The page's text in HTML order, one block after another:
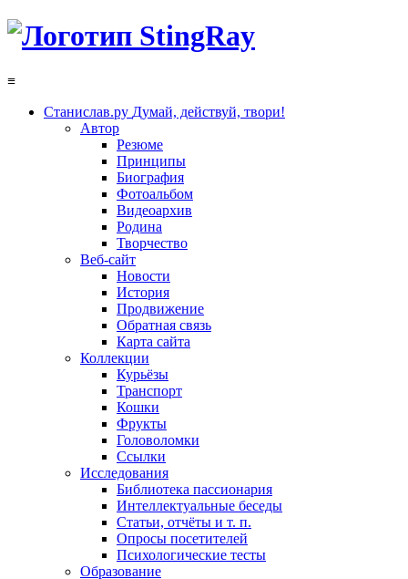
≡
Станислав.ру Думай, действуй, твори!
Автор
Резюме
Принципы
Биография
Фотоальбом
Видеоархив
Родина
Творчество
Веб-сайт
Новости
История
Продвижение
Обратная связь
Карта сайта
Коллекции
Курьёзы
Транспорт
Кошки
Фрукты
Головоломки
Ссылки
Исследования
Библиотека пассионария
Интеллектуальные беседы
Статьи, отчёты и т. п.
Опросы посетителей
Психологические тесты
Образование